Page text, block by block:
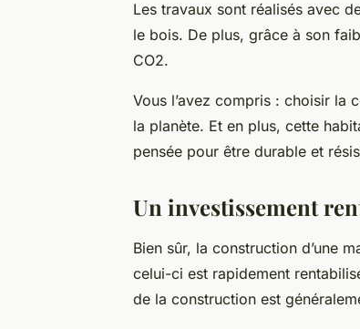
Les travaux sont réalisés avec
le bois. De plus, grâce à son
CO2.
Vous l’avez compris : choisir la
la planète. Et en plus, cette
pensée pour être durable et
Un investissement
Bien sûr, la construction d’une
celui-ci est rapidement
de la construction est